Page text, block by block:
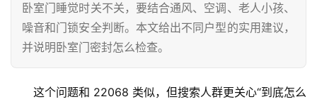
卧室门睡觉时关不关，要结合通风、空调、老人小孩、
噪音和门锁安全判断。本文给出不同户型的实用建议，
并说明卧室门密封怎么检查。
这个问题和 22068 类似，但搜索人群更关心“到底怎么